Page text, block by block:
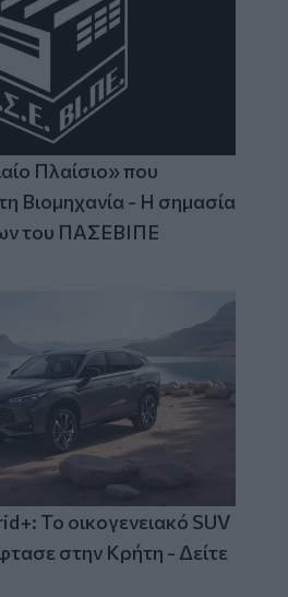
Πλαίσιο» που
Βιομηχανία - Η σημασία
του ΠΑΣΕΒΙΠΕ
Το οικογενειακό SUV
στην Κρήτη - Δείτε